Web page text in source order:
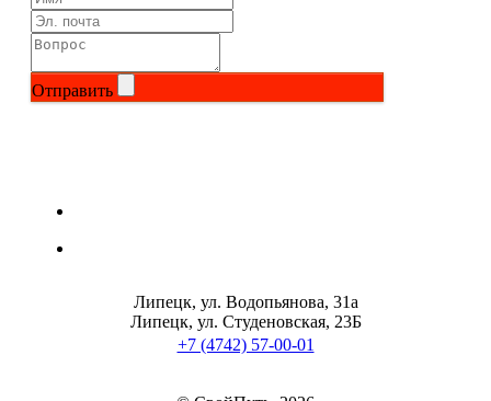
Отправить
Липецк, ул. Водопьянова, 31а
Липецк, ул. Студеновская, 23Б
+7 (4742) 57-00-01